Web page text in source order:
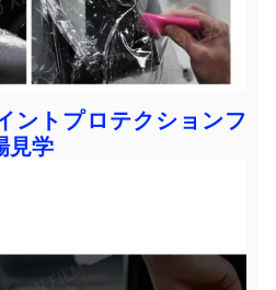
ントプロテクションフ
見学